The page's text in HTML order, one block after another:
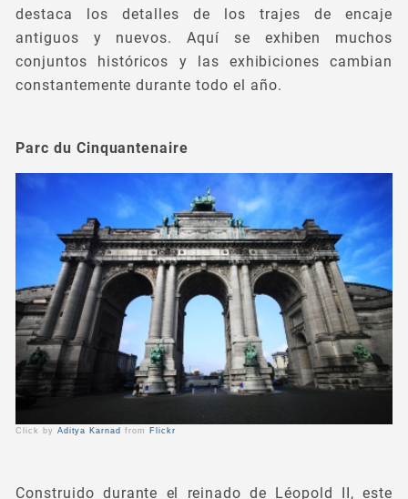
destaca los detalles de los trajes de encaje
antiguos y nuevos. Aquí se exhiben muchos
conjuntos históricos y las exhibiciones cambian
constantemente durante todo el año.
Click by Aditya Karnad from Flickr
Parc du Cinquantenaire
Construido durante el reinado de Léopold II, este